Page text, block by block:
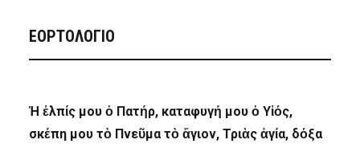
ΕΟΡΤΟΛΟΓΙΟ
Ἡ ἐλπίς μου ὁ Πατήρ, καταφυγή μου ὁ Υἱός,
σκέπη μου τὸ Πνεῦμα τὸ ἅγιον, Τριὰς ἁγία, δόξα